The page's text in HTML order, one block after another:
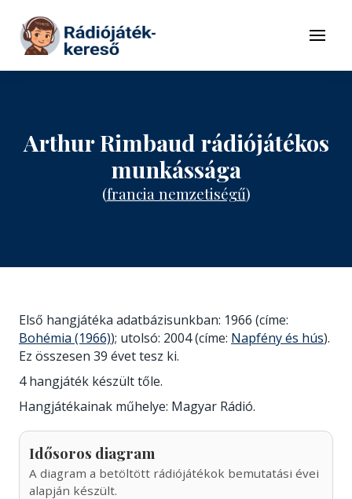
Tovább a tartalomhoz
Menü
Arthur Rimbaud rádiójátékos
munkássága
(francia nemzetiségű)
Első hangjátéka adatbázisunkban: 1966 (címe:
Bohémia (1966)); utolsó: 2004 (címe: Napfény és hús).
Ez összesen 39 évet tesz ki.
4 hangjáték készült tőle.
Hangjátékainak műhelye: Magyar Rádió.
Idősoros diagram
A diagram a betöltött rádiójátékok bemutatási évei
alapján készült.